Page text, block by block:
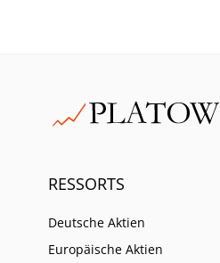
RESSORTS
Deutsche Aktien
Europäische Aktien